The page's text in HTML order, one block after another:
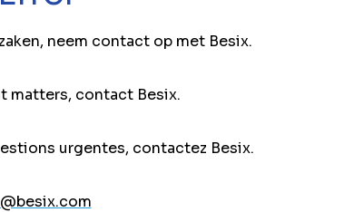
neem contact op met Besix.
matters, contact Besix.
urgentes, contactez Besix.